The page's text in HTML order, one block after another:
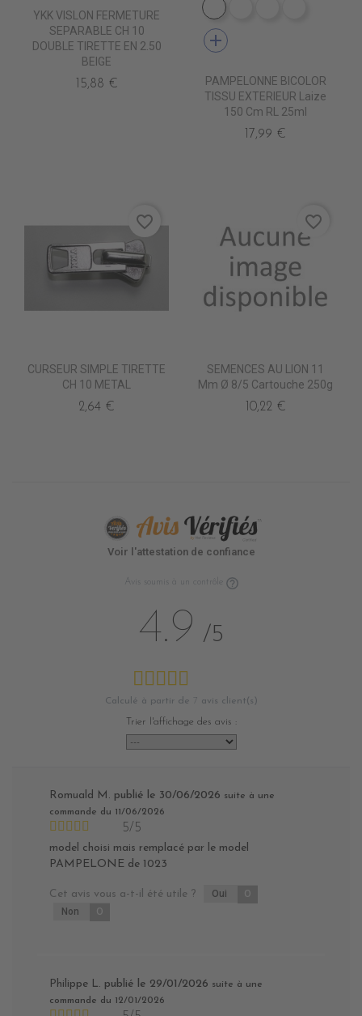
YKK VISLON FERMETURE
SEPARABLE CH 10
DOUBLE TIRETTE EN 2.50
BEIGE
15,88 €
DE1009 CIGALE
add
PAMPELONNE BICOLOR
TISSU EXTERIEUR Laize
150 Cm RL 25ml
17,99 €
CURSEUR SIMPLE TIRETTE
CH 10 METAL
2,64 €
favorite_border
SEMENCES AU LION 11
Mm Ø 8/5 Cartouche 250g
10,22 €
favorite_border
Voir l'attestation de confiance
Avis soumis à un contrôle
4.9 /5
Calculé à partir de avis client(s)
Trier l'affichage des avis :
Romuald M. publié le 30/06/2026 suite à une
commande du 11/06/2026
5/5
model choisi mais remplacé par le model
PAMPELONE de 1023
Cet avis vous a-t-il été utile ? Oui 0
Non 0
Philippe L. publié le 29/01/2026 suite à une
commande du 12/01/2026